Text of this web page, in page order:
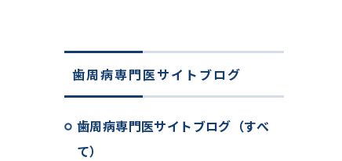
歯周病専門医サイトブログ
歯周病専門医サイトブログ（すべ
て）